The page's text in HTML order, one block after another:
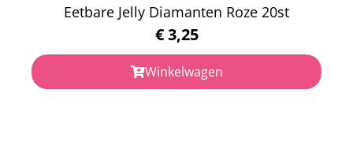
Eetbare Jelly Diamanten Roze 20st
€3,25
Winkelwagen